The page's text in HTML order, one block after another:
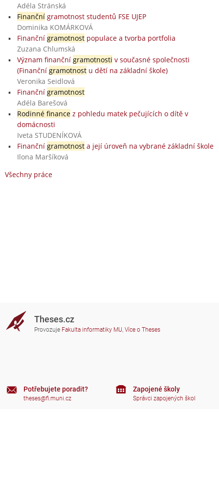
Adéla Stránská
Finančnígramotnost studentů FSE UJEP
Dominika KOMÁRKOVÁ
Finanční gramotnostpopulace a tvorba portfolia
Zuzana Chlumská
Význam finanční gramotnosti v současné společnosti
(Finanční gramotnostu dětí na základní škole)
Veronika Seidlová
Finanční gramotnost
Adéla Barešová
Rodinné financez pohledu matek pečujících o dítě v
domácnosti
Iveta STUDENÍKOVÁ
Finanční gramotnosta její úroveň na vybrané základní škole
Ilona Maršíková
Všechny práce
Theses.cz
Provozuje Fakulta informatiky MU, Více o Theses
Potřebujete poradit?
theses@fi.muni.cz
Zapojené školy
Správci zapojených škol